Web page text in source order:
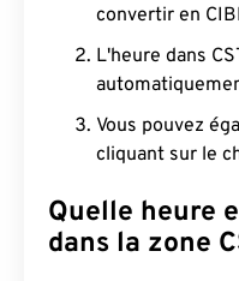
convertir en
L'heure dans
Vous pouvez
cliquant sur le
Quelle heure
dans la zone